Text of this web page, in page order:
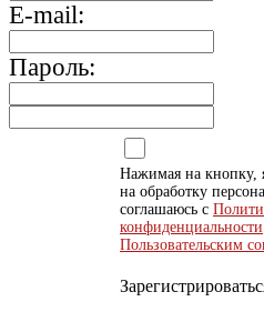
E-mail:
Пароль:
Нажимая на кнопку,
на обработку
соглашаюсь с
конфиденциальности
Пользовательским